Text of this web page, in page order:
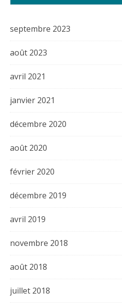
septembre 2023
août 2023
avril 2021
janvier 2021
décembre 2020
août 2020
février 2020
décembre 2019
avril 2019
novembre 2018
août 2018
juillet 2018